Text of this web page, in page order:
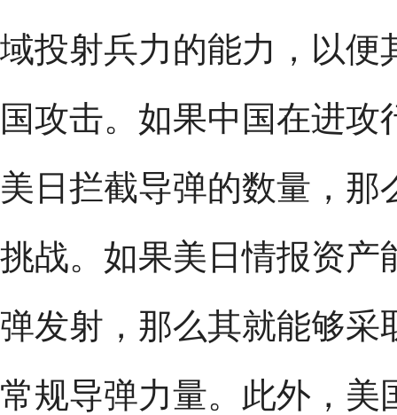
域投射兵力的能力，以便
国攻击。如果中国在进
美日拦截导弹的数量，
挑战。如果美日情报资产
弹发射，那么其就能够采
常规导弹力量。此外，美